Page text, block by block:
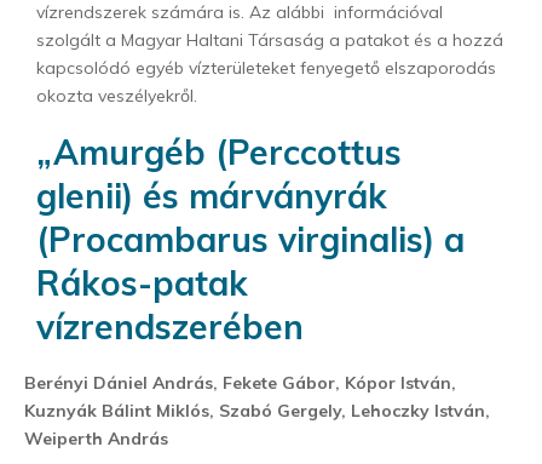
vízrendszerek számára is. Az alábbi információval
szolgált a Magyar Haltani Társaság a patakot és a hozzá
kapcsolódó egyéb vízterületeket fenyegető elszaporodás
okozta veszélyekről.
„Amurgéb (Perccottus
glenii) és márványrák
(Procambarus virginalis) a
Rákos-patak
vízrendszerében
Berényi Dániel András, Fekete Gábor, Kópor István,
Kuznyák Bálint Miklós, Szabó Gergely, Lehoczky István,
Weiperth András